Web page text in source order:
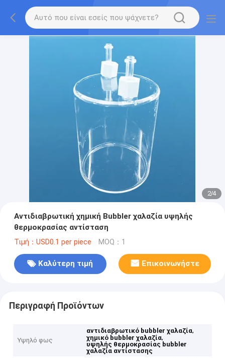
2/4
Αντιδιαβρωτική χημική Bubbler χαλαζία υψηλής
θερμοκρασίας αντίσταση
Τιμή：USD0.1 per piece MOQ：1
Καλύτερη τιμή Επικοινωνήστε
Περιγραφή Προϊόντων
Υψηλό φως
αντιδιαβρωτικό bubbler χαλαζία,
χημικό bubbler χαλαζία,
υψηλής θερμοκρασίας bubbler
χαλαζία αντίστασης